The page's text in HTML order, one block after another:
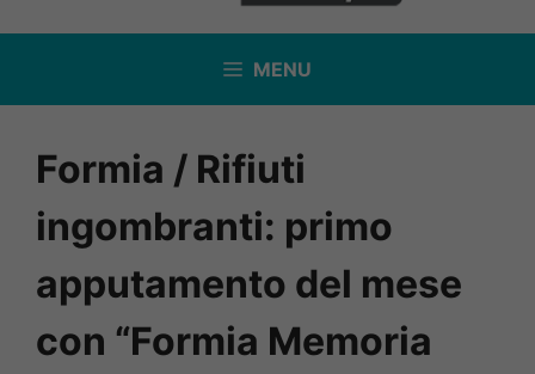
MENU
Formia / Rifiuti
ingombranti: primo
apputamento del mese
con “Formia Memoria